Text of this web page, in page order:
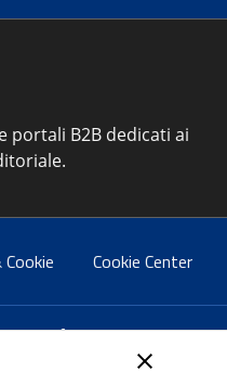
portali B2B dedicati ai
Cookie Center
- fax. 06 68425433